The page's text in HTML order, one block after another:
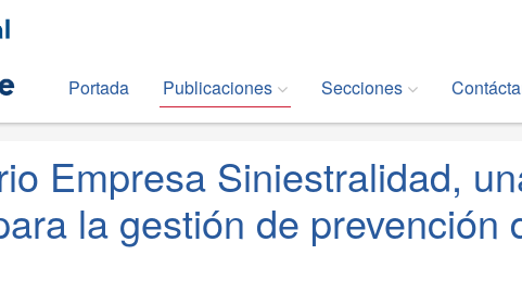
Portada Publicaciones Secciones
Empresa Siniestralidad,
la gestión de prevención